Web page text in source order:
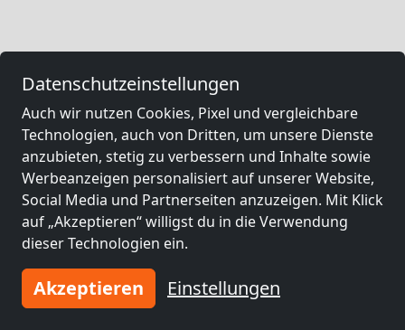
Datenschutzeinstellungen
Auch wir nutzen Cookies, Pixel und vergleichbare
Technologien, auch von Dritten, um unsere Dienste
anzubieten, stetig zu verbessern und Inhalte sowie
Werbeanzeigen personalisiert auf unserer Website,
Social Media und Partnerseiten anzuzeigen. Mit Klick
auf „Akzeptieren“ willigst du in die Verwendung
dieser Technologien ein.
Akzeptieren Einstellungen